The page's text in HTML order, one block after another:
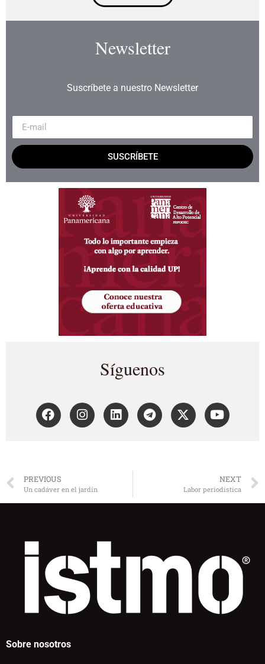
Newsletter
Suscríbete a nuestro Newsletter
SUSCRÍBETE
Síguenos
PREVIOUS
Un cadáver en el jardín
NEXT
Labor periodística
Sobre nosotros